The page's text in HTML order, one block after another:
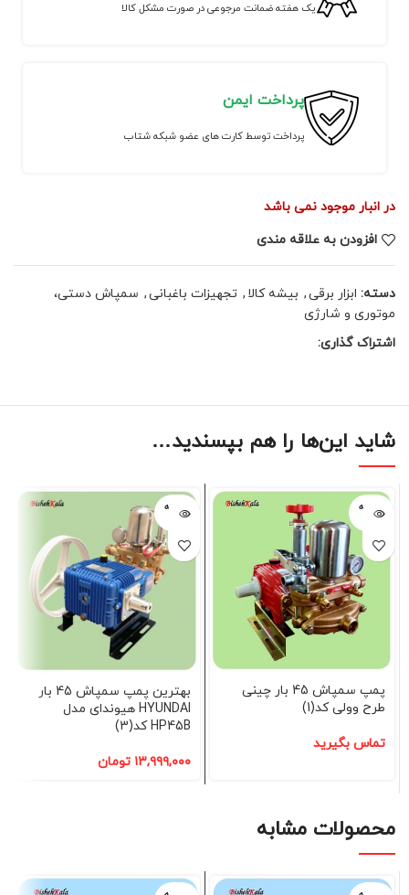
یک هفته ضمانت مرجوعی در صورت مشکل کالا
پرداخت ایمن
پرداخت توسط کارت های عضو شبکه شتاب
در انبار موجود نمی باشد
افزودن به علاقه مندی
دسته: ابزار برقی, بیشه کالا , تجهیزات باغبانی, سمپاش دستی،
موتوری و شارژی
اشتراک گذاری:
شاید این‌ها را هم بپسندید…
فروخته
شده
پمپ سمپاش 45 بار چینی
طرح وولی کد(1)
تماس بگیرید
فروخته
شده
بهترین پمپ سمپاش 45 بار
HYUNDAI هیوندای مدل
HP45B کد(3)
۱۳,۹۹۹,۰۰۰ تومان
محصولات مشابه